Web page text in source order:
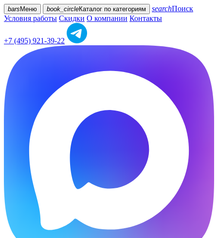
bars Меню book_circleКаталог по категориям searchПоиск
Условия работы Скидки О компании Контакты
+7 (495) 921-39-22